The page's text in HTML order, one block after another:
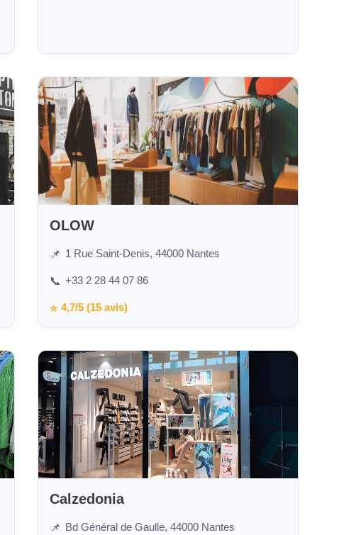
OLOW
📌 1 Rue Saint-Denis, 44000 Nantes
📞 +33 2 28 44 07 86
⭐ 4,7/5 (15 avis)
Calzedonia
📌 Bd Général de Gaulle, 44000 Nantes